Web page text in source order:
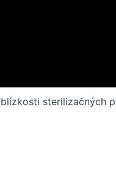
sterilizačných